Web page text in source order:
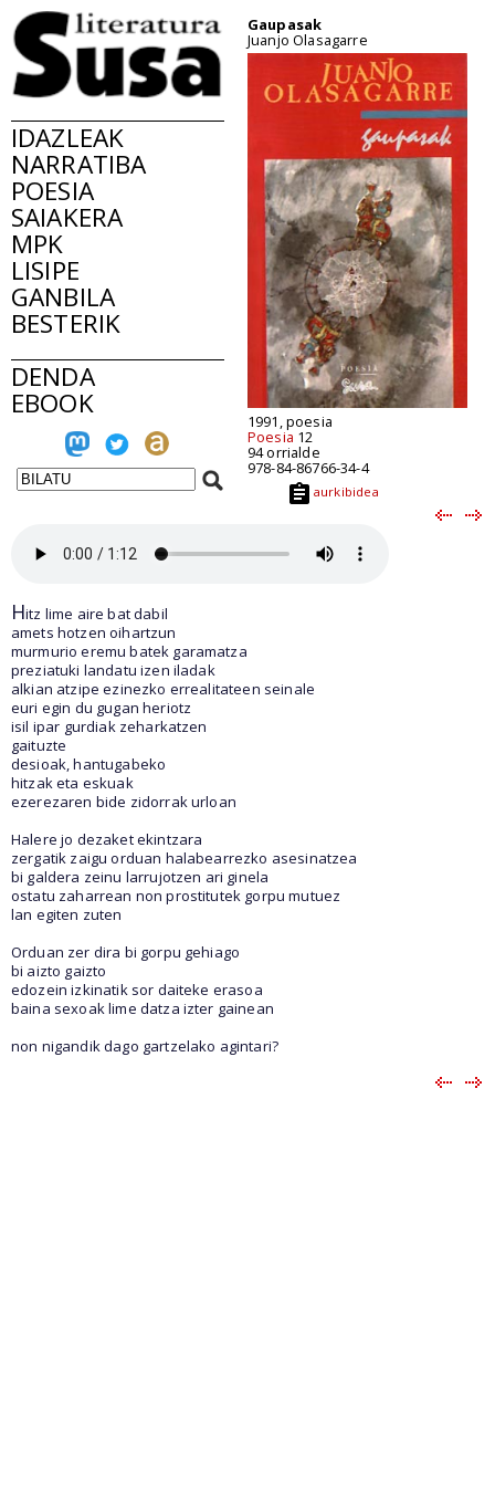
IDAZLEAK
NARRATIBA
POESIA
SAIAKERA
MPK
LISIPE
GANBILA
BESTERIK
DENDA
EBOOK
Gaupasak
Juanjo Olasagarre
1991, poesia
Poesia 12
94 orrialde
978-84-86766-34-4
aurkibidea
Hitz lime aire bat dabil
amets hotzen oihartzun
murmurio eremu batek garamatza
preziatuki landatu izen iladak
alkian atzipe ezinezko errealitateen seinale
euri egin du gugan heriotz
isil ipar gurdiak zeharkatzen
gaituzte
desioak, hantugabeko
hitzak eta eskuak
ezerezaren bide zidorrak urloan
Halere jo dezaket ekintzara
zergatik zaigu orduan halabearrezko asesinatzea
bi galdera zeinu larrujotzen ari ginela
ostatu zaharrean non prostitutek gorpu mutuez
lan egiten zuten
Orduan zer dira bi gorpu gehiago
bi aizto gaizto
edozein izkinatik sor daiteke erasoa
baina sexoak lime datza izter gainean
non nigandik dago gartzelako agintari?